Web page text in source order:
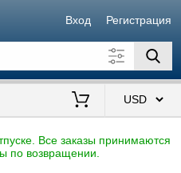
Вход Регистрация
Все заказы принимаются
по возвращении.